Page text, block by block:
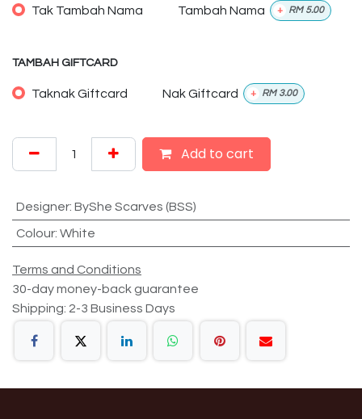
Tak Tambah Nama Tambah Nama + RM 5.00
TAMBAH GIFTCARD
Taknak Giftcard Nak Giftcard + RM 3.00
Add to cart
Designer: ByShe Scarves (BSS)
Colour: White
Terms and Conditions
30-day money-back guarantee
Shipping: 2-3 Business Days